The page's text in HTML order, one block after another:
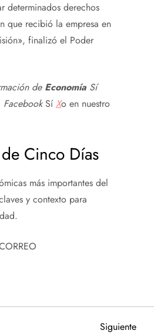
determinados derechos
que recibió la empresa en
finalizó el Poder
de Economía Sí
FacebookSíXo en nuestro
Cinco Días
más importantes del
y contexto para
Siguiente